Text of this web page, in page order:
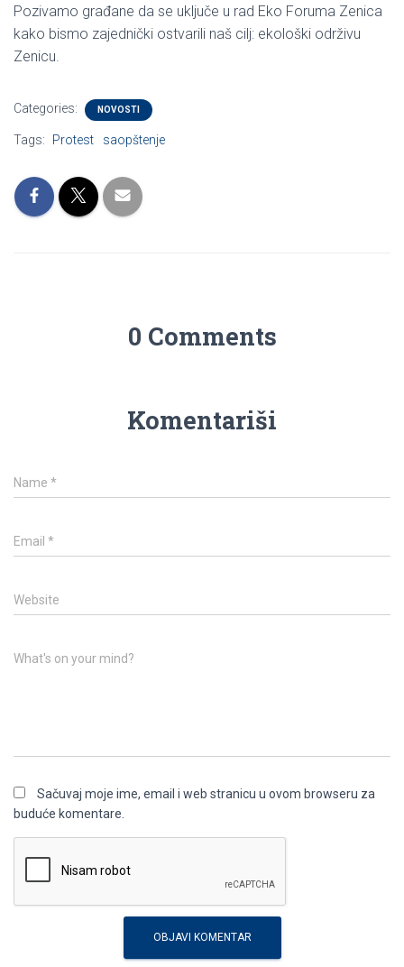
Pozivamo građane da se uključe u rad Eko Foruma Zenica
kako bismo zajednički ostvarili naš cilj: ekološki održivu
Zenicu.
Categories: NOVOSTI
Tags: Protest saopštenje
0 Comments
Komentariši
Name *
Email *
Website
What's on your mind?
Sačuvaj moje ime, email i web stranicu u ovom browseru za
buduće komentare.